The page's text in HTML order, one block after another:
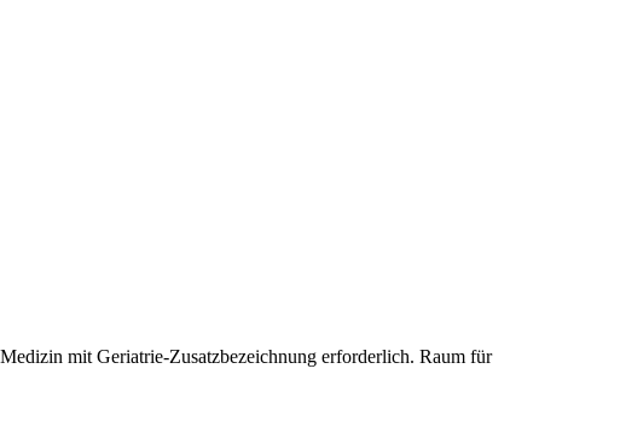
mit Geriatrie-Zusatzbezeichnung erforderlich. Raum für